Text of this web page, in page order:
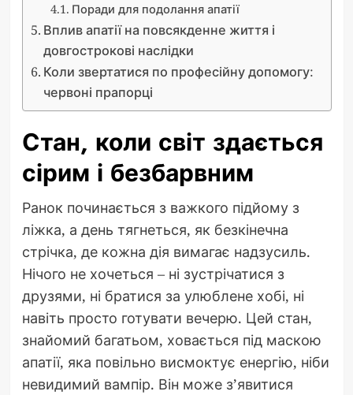
Поради для подолання апатії
Вплив апатії на повсякденне життя і
довгострокові наслідки
Коли звертатися по професійну допомогу:
червоні прапорці
Стан, коли світ здається
сірим і безбарвним
Ранок починається з важкого підйому з
ліжка, а день тягнеться, як безкінечна
стрічка, де кожна дія вимагає надзусиль.
Нічого не хочеться – ні зустрічатися з
друзями, ні братися за улюблене хобі, ні
навіть просто готувати вечерю. Цей стан,
знайомий багатьом, ховається під маскою
апатії, яка повільно висмоктує енергію, ніби
невидимий вампір. Він може з’явитися